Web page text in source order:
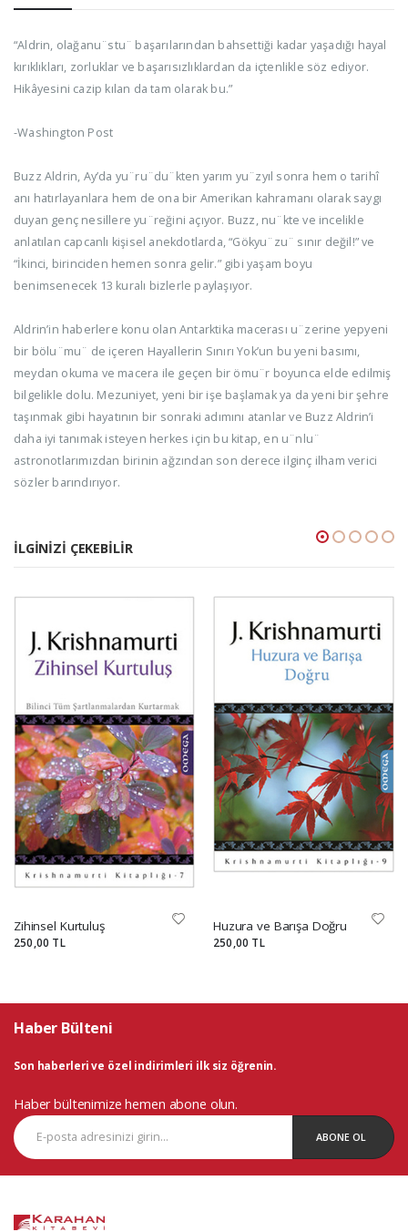
“Aldrin, olağanu¨stu¨ başarılarından bahsettiği kadar yaşadığı hayal
kırıklıkları, zorluklar ve başarısızlıklardan da içtenlikle söz ediyor.
Hikâyesini cazip kılan da tam olarak bu.”
-Washington Post
Buzz Aldrin, Ay’da yu¨ru¨du¨kten yarım yu¨zyıl sonra hem o tarihî
anı hatırlayanlara hem de ona bir Amerikan kahramanı olarak saygı
duyan genç nesillere yu¨reğini açıyor. Buzz, nu¨kte ve incelikle
anlatılan capcanlı kişisel anekdotlarda, “Gökyu¨zu¨ sınır değil!” ve
“İkinci, birinciden hemen sonra gelir.” gibi yaşam boyu
benimsenecek 13 kuralı bizlerle paylaşıyor.
Aldrin’in haberlere konu olan Antarktika macerası u¨zerine yepyeni
bir bölu¨mu¨ de içeren Hayallerin Sınırı Yok’un bu yeni basımı,
meydan okuma ve macera ile geçen bir ömu¨r boyunca elde edilmiş
bilgelikle dolu. Mezuniyet, yeni bir işe başlamak ya da yeni bir şehre
taşınmak gibi hayatının bir sonraki adımını atanlar ve Buzz Aldrin’i
daha iyi tanımak isteyen herkes için bu kitap, en u¨nlu¨
astronotlarımızdan birinin ağzından son derece ilginç ilham verici
sözler barındırıyor.
İLGINIZI ÇEKEBILIR
Zihinsel Kurtuluş
250,00 TL
Huzura ve Barışa Doğru
250,00 TL
Haber Bülteni
Son haberleri ve özel indirimleri ilk siz öğrenin.
Haber bültenimize hemen abone olun.
ABONE OL